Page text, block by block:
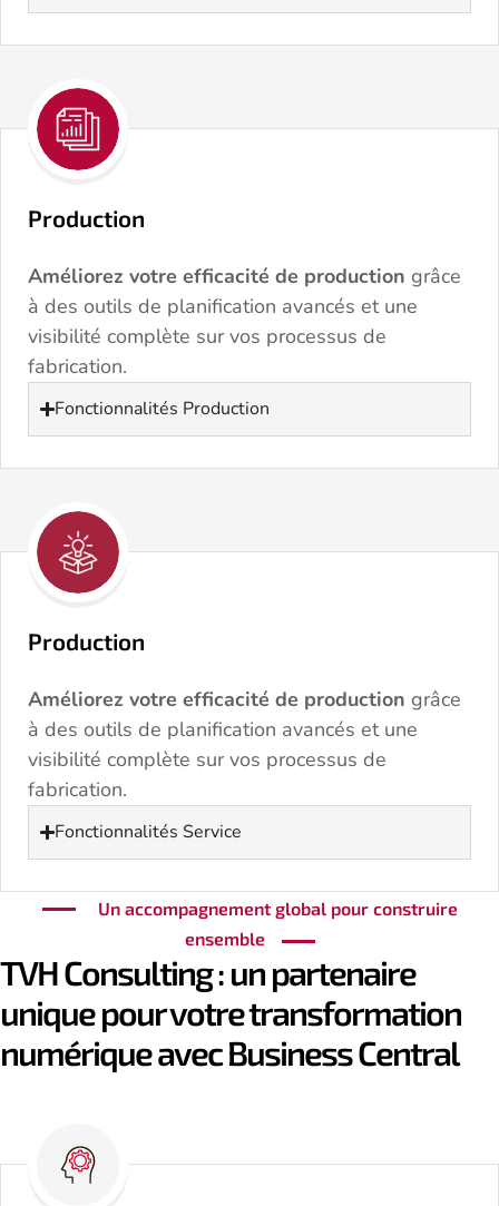
Production
Améliorez votre efficacité de production grâce
à des outils de planification avancés et une
visibilité complète sur vos processus de
fabrication.
Fonctionnalités Production
Production
Améliorez votre efficacité de production grâce
à des outils de planification avancés et une
visibilité complète sur vos processus de
fabrication.
Fonctionnalités Service
Un accompagnement global pour construire
ensemble
TVH Consulting : un partenaire
unique pour votre transformation
numérique avec Business Central